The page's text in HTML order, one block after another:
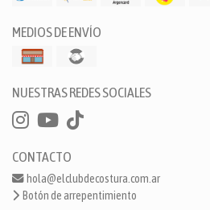
MEDIOS DE ENVÍO
NUESTRAS REDES SOCIALES
CONTACTO
hola@elclubdecostura.com.ar
Botón de arrepentimiento